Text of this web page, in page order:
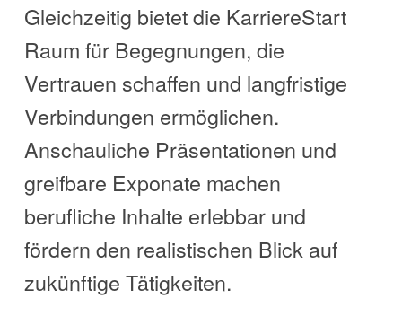
Gleichzeitig bietet die KarriereStart
Raum für Begegnungen, die
Vertrauen schaffen und langfristige
Verbindungen ermöglichen.
Anschauliche Präsentationen und
greifbare Exponate machen
berufliche Inhalte erlebbar und
fördern den realistischen Blick auf
zukünftige Tätigkeiten.